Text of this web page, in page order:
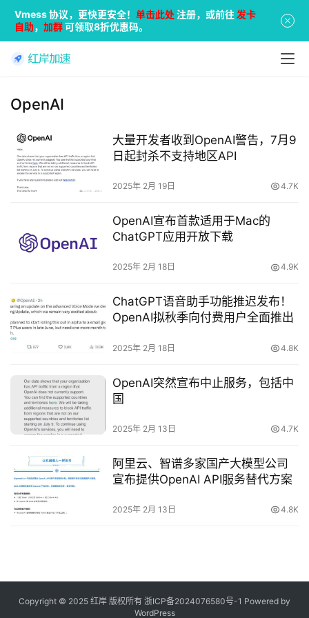
OpenAI
大量开发者收到OpenAI警告，7月9
日起封杀不支持地区API
2025年 2月 19日 4.7K
OpenAI宣布首款适用于Mac的
ChatGPT应用开放下载
2025年 2月 18日 4.9K
ChatGPT语音助手功能推迟发布！
OpenAI拟秋季向付费用户全面推出
2025年 2月 18日 4.8K
OpenAI突然宣布中止服务，包括中
国
2025年 2月 13日 4.7K
阿里云、智谱多家国产大模型公司
宣布提供OpenAI API服务替代方案
2025年 2月 13日 4.8K
Copyright © 2025 红岸 版权所有 浙ICP备2024076580号-1 Powered by
WordPress
Vmess 协议，更快更安全！ 单击此处注册，或前往 发卡
自助， 加群可领取8折优惠码。